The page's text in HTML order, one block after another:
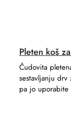
Pleten koš
Čudovita
sestavljanju
pa jo uporabite